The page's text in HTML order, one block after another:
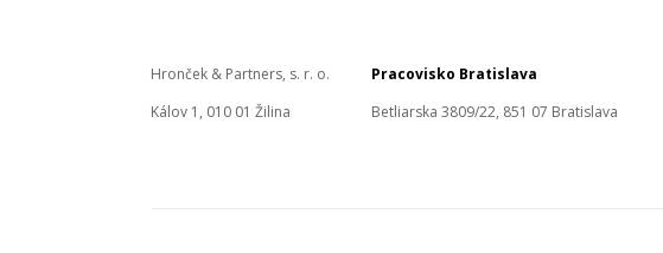
Hronček & Partners, s. r. o.
Kálov 1, 010 01 Žilina
Pracovisko Bratislava
Betliarska 3809/22, 851 07 Bratislava